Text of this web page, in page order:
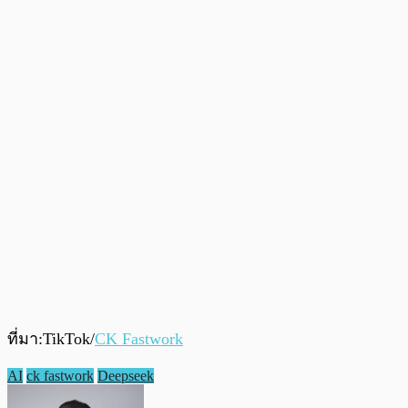
ที่มา:TikTok/CK Fastwork
AI ck fastwork Deepseek